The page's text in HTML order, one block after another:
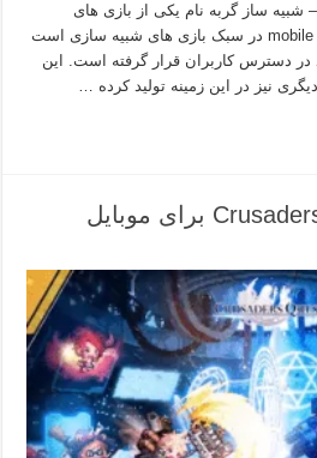
Cat Simulator – and friends – شبیه ساز گربه نام یکی از بازی های
استودیوی انگلستانی mobile apps ltd در سبک بازی های شبیه سازی است
در دسترس کاربران قرار گرفته است. این
نیز در این زمینه تولید کرده …